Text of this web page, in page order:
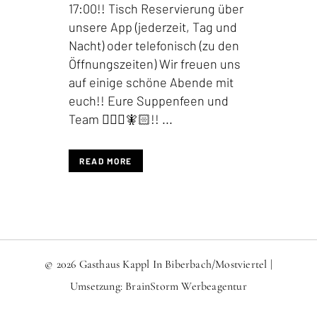
17:00!! Tisch Reservierung über
unsere App (jederzeit, Tag und
Nacht) oder telefonisch (zu den
Öffnungszeiten) Wir freuen uns
auf einige schöne Abende mit
euch!! Eure Suppenfeen und
Team 🧚🏻‍♀️🧚🏻!! ...
READ MORE
© 2026 Gasthaus Kappl In Biberbach/Mostviertel |
Umsetzung: BrainStorm Werbeagentur